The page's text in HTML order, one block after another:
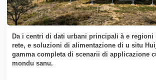
Da i centri di dati urbani principali à e regioni
rete, e soluzioni di alimentazione di u situ
gamma completa di scenarii di applicazione
mondu sanu.